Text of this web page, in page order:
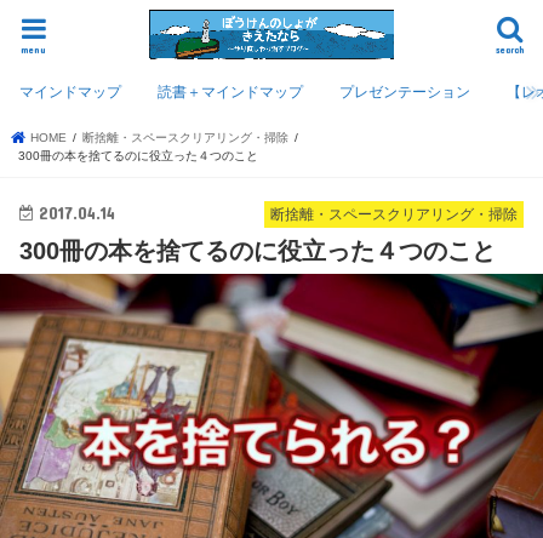
search
menu
マインドマップ 読書＋マインドマップ プレゼンテーション 【
HOME
断捨離・スペースクリアリング・掃除
300冊の本を捨てるのに役立った４つのこと
断捨離・スペースクリアリング・掃除
2017.04.14
300冊の本を捨てるのに役立った４つのこと